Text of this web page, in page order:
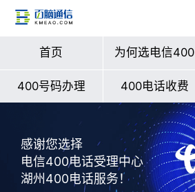
首页 为何选电信400
400号码办理 400电话收费
感谢您选择
电信400电话受理中心
湖州400电话服务！